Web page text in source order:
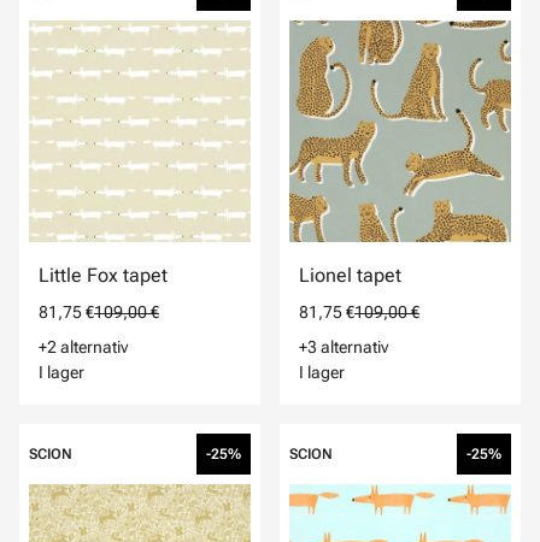
Little Fox tapet
81,75 €109,00 €
+2 alternativ
I lager
Lionel tapet
81,75 €109,00 €
+3 alternativ
I lager
SCION -25% SCION -25%